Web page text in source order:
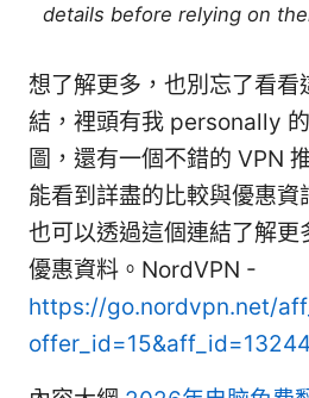
details before relying on
想了解更多，也別忘了看看
結，裡頭有我 personally
圖，還有一個不錯的 VPN
能看到詳盡的比較與優惠
也可以透過這個連結了解更
優惠資料。NordVPN -
https://go.nordvpn.net/